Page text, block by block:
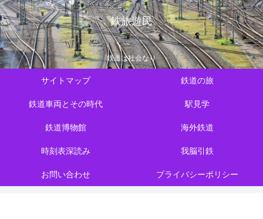
鉄旅遊民
鉄道は社会なり
サイトマップ 鉄道の旅
鉄道車両とその時代 駅見学
鉄道博物館 海外鉄道
時刻表深読み 我脳引鉄
お問い合わせ プライバシーポリシー